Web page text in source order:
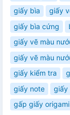
giấy bìa
giấy
giấy bìa cứng
giấy vẽ màu
giấy vẽ màu
giấy kiểm tra
giấy note
giấy
gấp giấy origami